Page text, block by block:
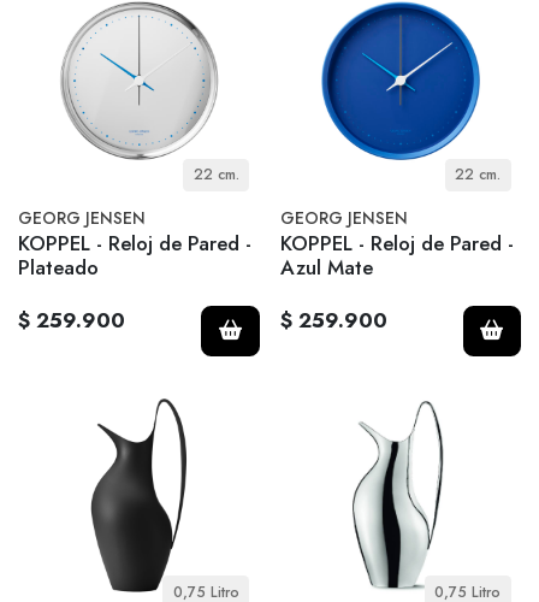
22 cm.
GEORG JENSEN
KOPPEL - Reloj de Pared -
Plateado
$ 259.900
22 cm.
GEORG JENSEN
KOPPEL - Reloj de Pared -
Azul Mate
$ 259.900
0,75 Litro 0,75 Litro